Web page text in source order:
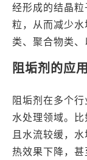
经形成的结晶
粒，从而减少
类、聚合物类、
阻垢剂的应
阻垢剂在多个
水处理领域。
且水流较缓，
热效果下降，